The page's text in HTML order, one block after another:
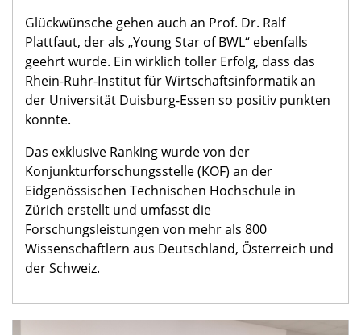
Glückwünsche gehen auch an Prof. Dr. Ralf
Plattfaut, der als „Young Star of BWL“ ebenfalls
geehrt wurde. Ein wirklich toller Erfolg, dass das
Rhein-Ruhr-Institut für Wirtschaftsinformatik an
der Universität Duisburg-Essen so positiv punkten
konnte.
Das exklusive Ranking wurde von der
Konjunkturforschungsstelle (KOF) an der
Eidgenössischen Technischen Hochschule in
Zürich erstellt und umfasst die
Forschungsleistungen von mehr als 800
Wissenschaftlern aus Deutschland, Österreich und
der Schweiz.